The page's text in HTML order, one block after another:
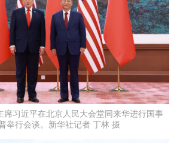
席习近平在北京人民大会堂同来华进行国事
举行会谈。新华社记者 丁林 摄